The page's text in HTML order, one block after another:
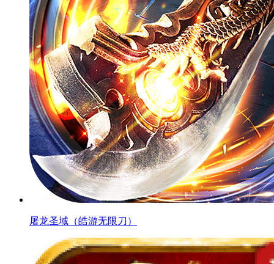
屠龙圣域（皓游无限刀）